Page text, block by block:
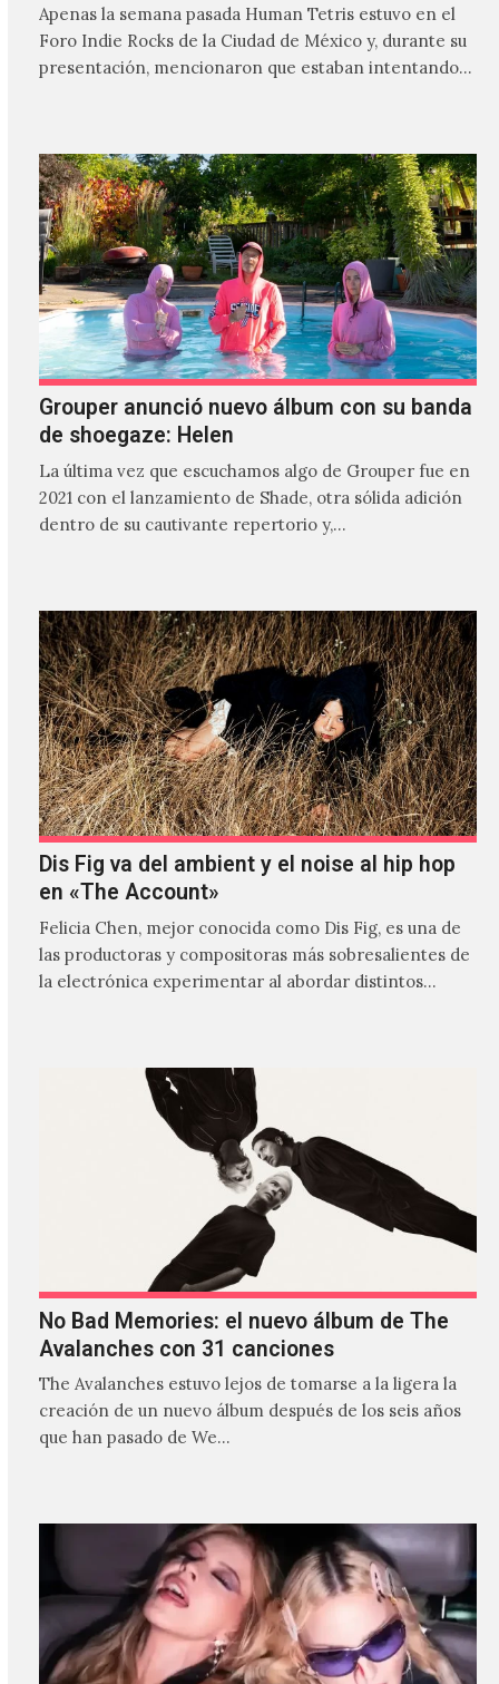
Apenas la semana pasada Human Tetris estuvo en el
Foro Indie Rocks de la Ciudad de México y, durante su
presentación, mencionaron que estaban intentando…
Grouper anunció nuevo álbum con su banda
de shoegaze: Helen
La última vez que escuchamos algo de Grouper fue en
2021 con el lanzamiento de Shade, otra sólida adición
dentro de su cautivante repertorio y,…
Dis Fig va del ambient y el noise al hip hop
en «The Account»
Felicia Chen, mejor conocida como Dis Fig, es una de
las productoras y compositoras más sobresalientes de
la electrónica experimentar al abordar distintos
No Bad Memories: el nuevo álbum de The
Avalanches con 31 canciones
The Avalanches estuvo lejos de tomarse a la ligera la
creación de un nuevo álbum después de los seis años
que han pasado de We…